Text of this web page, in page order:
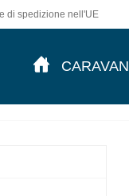
di spedizione nell'UE
CARAVAN